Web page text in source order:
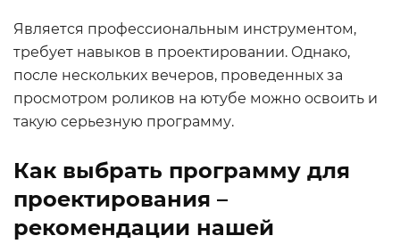
Является профессиональным инструментом,
требует навыков в проектировании. Однако,
после нескольких вечеров, проведенных за
просмотром роликов на ютубе можно освоить и
такую серьезную программу.
Как выбрать программу для
проектирования –
рекомендации нашей